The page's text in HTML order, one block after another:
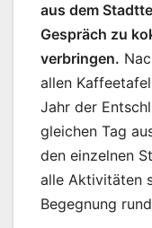
aus dem
Gespräch zu
verbringen.
allen
Jahr der
gleichen Tag
den einzelnen
alle Aktivitäten
Begegnung